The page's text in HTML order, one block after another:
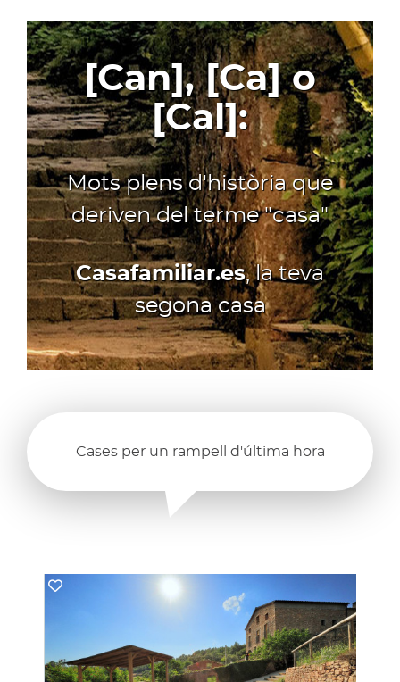
[Can], [Ca] o
[Cal]:
Mots plens d'història que
deriven del terme "casa"
Casafamiliar.es, la teva
segona casa
Cases per un rampell d'última hora